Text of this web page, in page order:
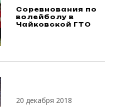
Соревнования по
волейболу в
Чайковской ГТО
20 декабря 2018